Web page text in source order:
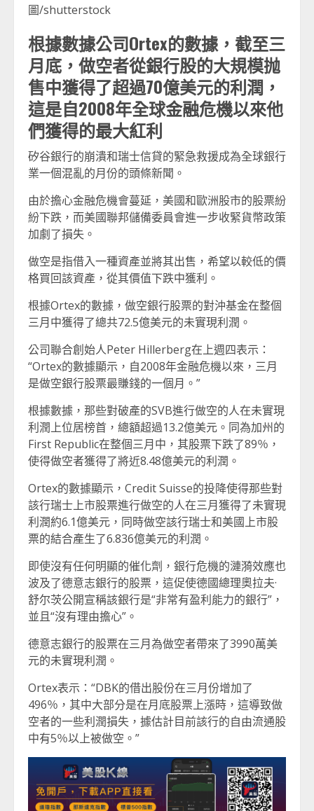
圖/shutterstock
根據數據公司Ortex的數據，截至三
月底，做空者從銀行股的大規模抛
售中獲得了超過70億美元的利潤，
這是自2008年全球金融危機以來他
們獲得的最大紅利
矽谷銀行的崩潰和瑞士信貸的緊急救援成為全球銀行
業一個混亂的月份的頭條新聞。
由於擔心金融危機會蔓延，美國和歐洲股市的股票紛
紛下跌，而美國聯邦儲備委員會進一步收緊貨幣政策
加劇了損失。
做空是指借入一種資產並將其出售，希望以較低的價
格買回該資產，從其價值下跌中獲利。
根據Ortex的數據，做空銀行股票的對沖基金在整個
三月中獲得了總共72.5億美元的未實現利潤。
公司聯合創始人Peter Hillerberg在上週四表示：
“Ortex的數據顯示，自2008年金融危機以來，三月
是做空銀行股票最賺錢的一個月。”
根據數據，那些對破產的SVB進行做空的人在未實現
利潤上位居榜首，總額超過13.2億美元。同為加州的
First Republic在整個三月中，其股票下跌了89％，
使得做空者獲得了將近8.48億美元的利潤。
Ortex的數據顯示，Credit Suisse的投降使得那些對
該行瑞士上市股票進行做空的人在三月獲得了未實現
利潤約6.1億美元，同時做空該行瑞士和美國上市股
票的結合產生了6.836億美元的利潤。
即使沒有任何明顯的催化劑，銀行危機的漣漪效應也
波及了德意志銀行的股票，這促使德國總理奧拉夫·
舒尔茨公開宣稱該銀行是“非常有盈利能力的銀行”，
並且“沒有理由擔心”。
德意志銀行的股票在三月為做空者帶來了3990萬美
元的未實現利潤。
Ortex表示：“DBK的借出股份在三月份增加了
496％，其中大部分是在月底股票上漲時，這導致做
空者的一些利潤損失，據估計目前該行的自由流通股
中有5％以上被做空。”